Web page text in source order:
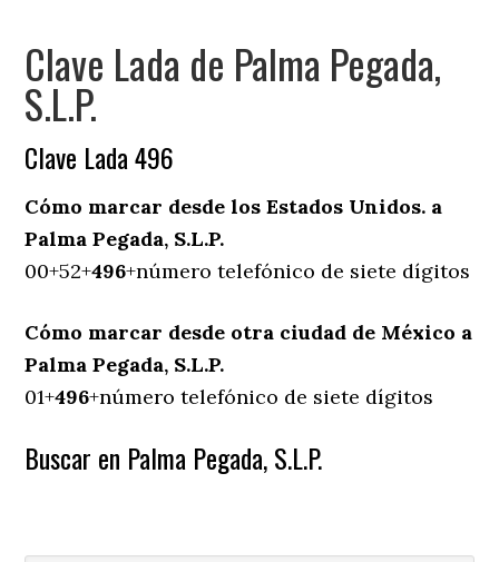
Clave Lada de Palma Pegada,
S.L.P.
Clave Lada 496
Cómo marcar desde los Estados Unidos. a
Palma Pegada, S.L.P.
00+52+496+número telefónico de siete dígitos
Cómo marcar desde otra ciudad de México a
Palma Pegada, S.L.P.
01+496+número telefónico de siete dígitos
Buscar en Palma Pegada, S.L.P.